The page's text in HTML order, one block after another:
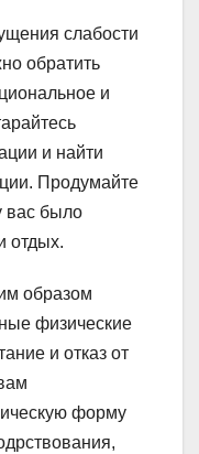
слабости
обратить
и
и найти
Продумайте
вас было
отдых.
образом
физические
и отказ от
форму